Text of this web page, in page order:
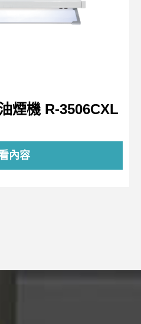
煙機 R-3506CXL
內容